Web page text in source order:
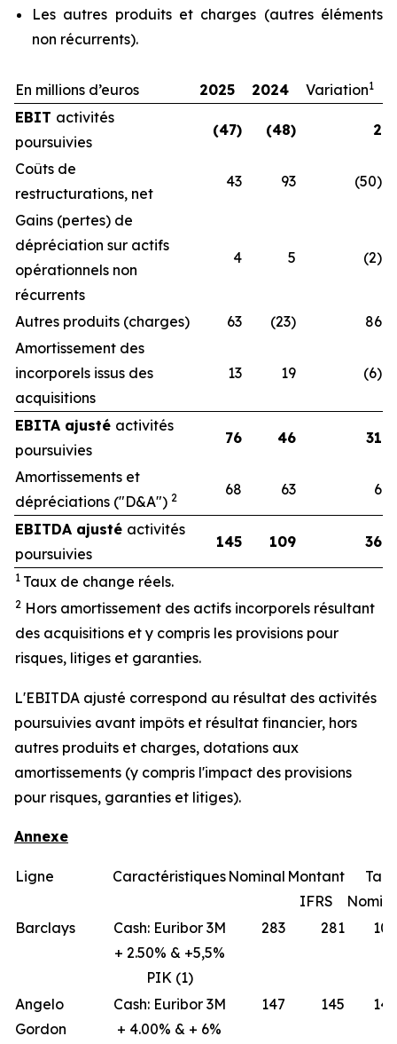
Les autres produits et charges (autres éléments
non récurrents).
En millions d’euros 2025 2024 Variation1
EBIT activités
poursuivies
(47) (48) 2
Coûts de
restructurations, net
43 93 (50)
Gains (pertes) de
dépréciation sur actifs
opérationnels non
récurrents
4 5 (2)
Autres produits (charges) 63 (23)
86
Amortissement des
incorporels issus des
acquisitions
13 19 (6)
EBITA ajusté activités
poursuivies
76 46 31
Amortissements et
dépréciations ("D&A") 2 68 63 6
EBITDA ajusté activités
poursuivies
145 109 36
1 Taux de change réels.
2 Hors amortissement des actifs incorporels résultant
des acquisitions et y compris les provisions pour
risques, litiges et garanties.
L'EBITDA ajusté correspond au résultat des activités
poursuivies avant impôts et résultat financier, hors
autres produits et charges, dotations aux
amortissements (y compris l'impact des provisions
pour risques, garanties et litiges).
Annexe
Ligne Caractéristiques Nominal Montant
IFRS
Barclays
Cash: Euribor 3M
+ 2.50% & +5,5%
PIK (1)
283 281
Angelo
Gordon
Cash: Euribor 3M
+ 4.00% & + 6%
147 145